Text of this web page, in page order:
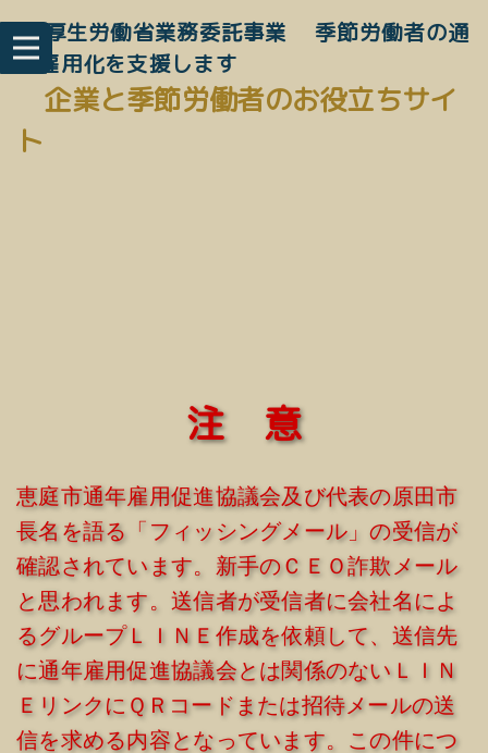
厚生労働省業務委託事業 季節労働者の通
年雇用化を支援します
企業と季節労働者のお役立ちサイ
ト
注 意
恵庭市通年雇用促進協議会及び代表の原田市
長名を語る「フィッシングメール」の受信が
確認されています。新手のＣＥＯ詐欺メール
と思われます。送信者が受信者に会社名によ
るグループＬＩＮＥ作成を依頼して、送信先
に通年雇用促進協議会とは関係のないＬＩＮ
ＥリンクにＱＲコードまたは招待メールの送
信を求める内容となっています。 この件につ